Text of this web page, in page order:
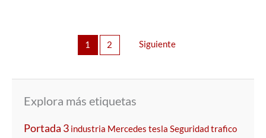
1 2 Siguiente
Explora más etiquetas
Portada 3 industria Mercedes tesla Seguridadtrafico